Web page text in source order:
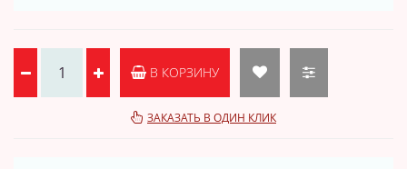
В КОРЗИНУ
ЗАКАЗАТЬ В ОДИН КЛИК